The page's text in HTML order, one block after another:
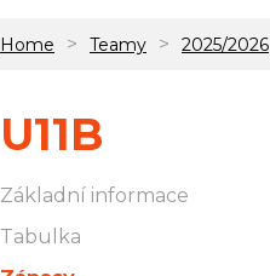
Home > Teamy > 2025/2026
U11B
Základní informace
Tabulka